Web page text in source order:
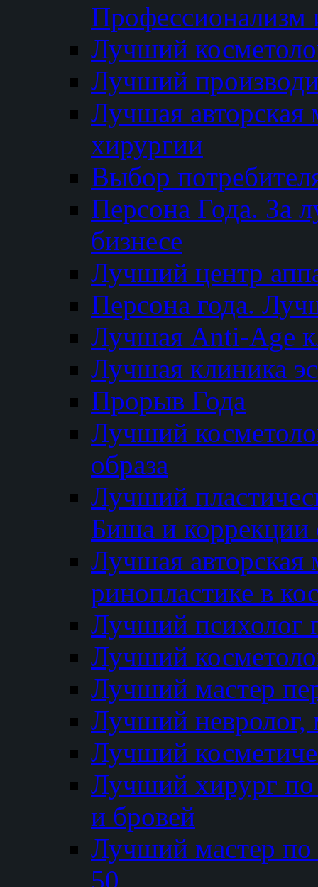
Профессионализм
Лучший
Лучший
Лучшая авторская
хирургии
Выбор
Персона Года. За
бизнесе
Лучший центр
Персона года.
Лучшая Anti-Age
Лучшая клиника
Прорыв Года
Лучший
образа
Лучший
Биша и коррекции
Лучшая авторская
ринопластике в
Лучший психолог
Лучший
Лучший мастер
Лучший невролог,
Лучший
Лучший хирург по
и бровей
Лучший мастер
50